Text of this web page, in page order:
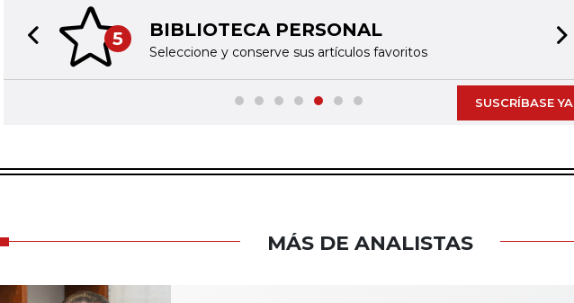
5 BIBLIOTECA PERSONAL
Seleccione y conserve sus artículos favoritos
Previous slide
SUSCRÍBASE YA
MÁS DE ANALISTAS